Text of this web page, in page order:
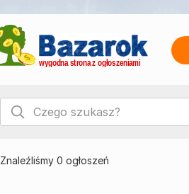
Znaleźliśmy 0 ogłoszeń